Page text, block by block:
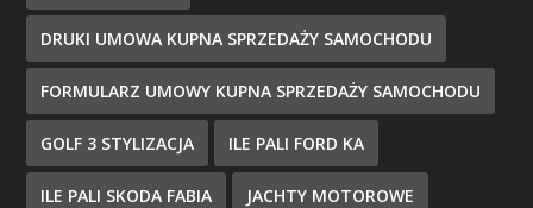
DRUKI UMOWA KUPNA SPRZEDAŻY SAMOCHODU
FORMULARZ UMOWY KUPNA SPRZEDAŻY SAMOCHODU
GOLF 3 STYLIZACJA ILE PALI FORD KA
ILE PALI SKODA FABIA JACHTY MOTOROWE